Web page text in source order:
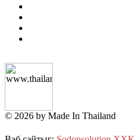
© 2026 by Made In Thailand